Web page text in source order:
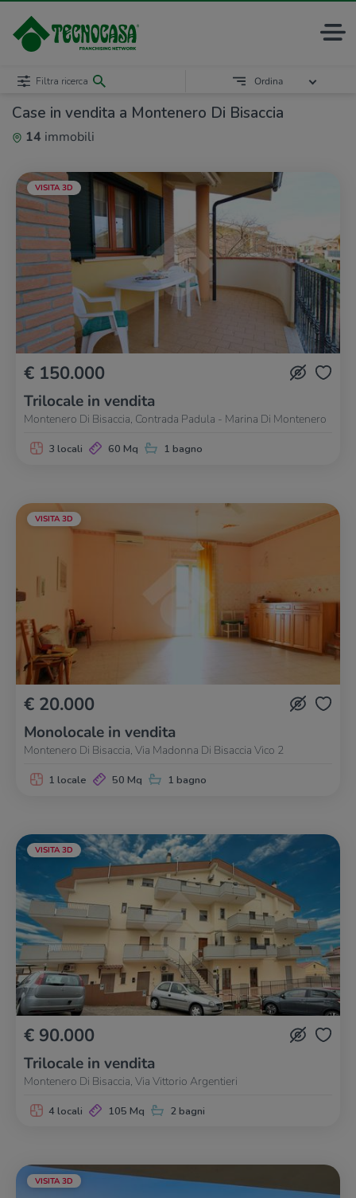
Case in vendita a Montenero Di Bisaccia
14 immobili
Filtra ricerca Ordina
VISITA 3D
€ 150.000
Trilocale in vendita
Montenero Di Bisaccia, Contrada Padula - Marina Di Montenero
3 locali 60 Mq 1 bagno
VISITA 3D
€ 20.000
Monolocale in vendita
Montenero Di Bisaccia, Via Madonna Di Bisaccia Vico 2
1 locale 50 Mq 1 bagno
VISITA 3D
€ 90.000
Trilocale in vendita
Montenero Di Bisaccia, Via Vittorio Argentieri
4 locali 105 Mq 2 bagni
VISITA 3D